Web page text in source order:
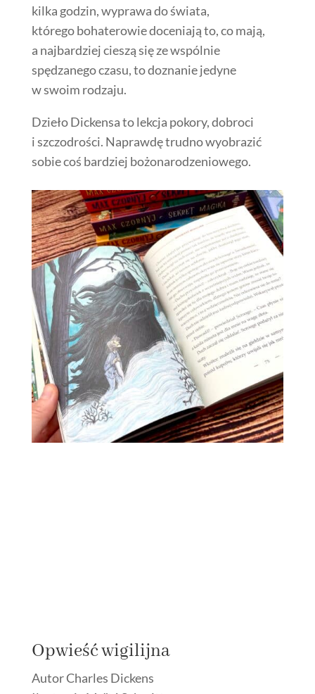
kilka godzin, wyprawa do świata,
którego bohaterowie doceniają to, co mają,
a najbardziej cieszą się ze wspólnie
spędzanego czasu, to doznanie jedyne
w swoim rodzaju.
Dzieło Dickensa to lekcja pokory, dobroci
i szczodrości. Naprawdę trudno wyobrazić
sobie coś bardziej bożonarodzeniowego.
Opwieść wigilijna
Autor Charles Dickens